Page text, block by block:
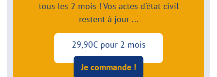
tous les 2 mois ! Vos actes d'état civil
restent à jour ...
29,90€ pour 2 mois
Je commande !